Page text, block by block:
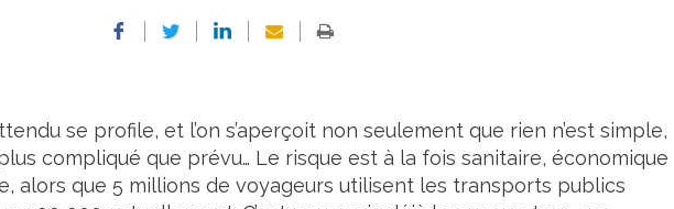
se profile, et l’on s’aperçoit non seulement que rien n’est simple,
compliqué que prévu… Le risque est à la fois sanitaire, économique
alors que 5 millions de voyageurs utilisent les transports publics